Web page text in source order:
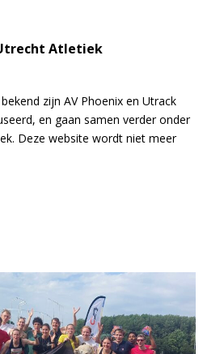
Atletiek
zijn AV Phoenix en Utrack
en gaan samen verder onder
Deze website wordt niet meer